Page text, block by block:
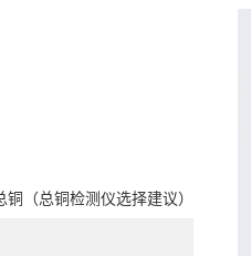
（总铜检测仪选择建议）